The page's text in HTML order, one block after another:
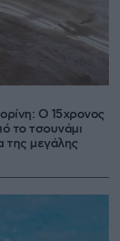
Ο 15χρονος
το τσουνάμι
της μεγάλης